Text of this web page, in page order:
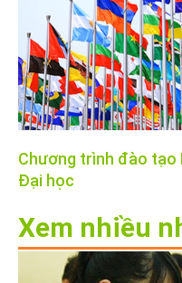
Chương trình đào tạo
Đại học
Xem nhiều